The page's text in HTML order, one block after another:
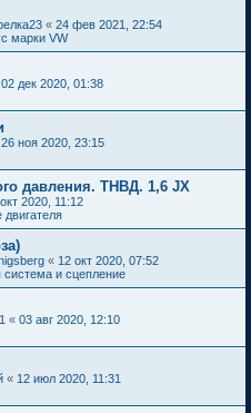
« 24 фев 2021, 22:54
марки VW
02 дек 2020, 01:38
26 ноя 2020, 23:15
давления. ТНВД. 1,6 JX
2020, 11:12
двигателя
« 12 окт 2020, 07:52
система и сцепление
« 03 авг 2020, 12:10
« 12 июл 2020, 11:31